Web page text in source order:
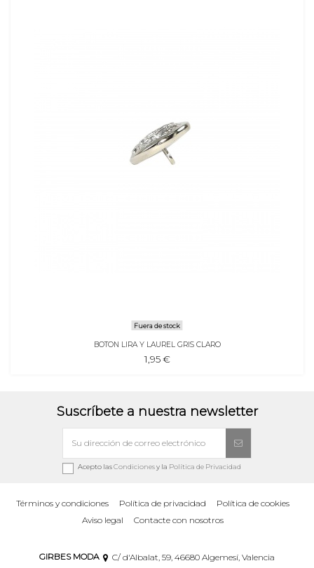
Fuera de stock
BOTON LIRA Y LAUREL GRIS CLARO
1,95 €
Suscríbete a nuestra newsletter
Acepto lasCondicionesy la Política de Privacidad
Términos y condiciones Política de privacidad
Política de cookies
Aviso legal
Contacte con nosotros
GIRBES MODA C/ d'Albalat, 59, 46680 Algemesí, Valencia